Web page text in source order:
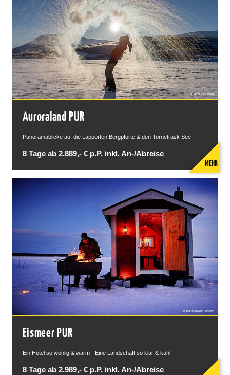
Auroraland PUR
Panoramablicke auf die Lapporten Bergpforte & den Torneträsk See
8 Tage ab 2.889,- € p.P. inkl. An-/Abreise
MEHR
Eismeer PUR
Ein Hotel so wohlig & warm - Eine Landschaft so klar & kühl
8 Tage ab 2.989,- € p.P. inkl. An-/Abreise